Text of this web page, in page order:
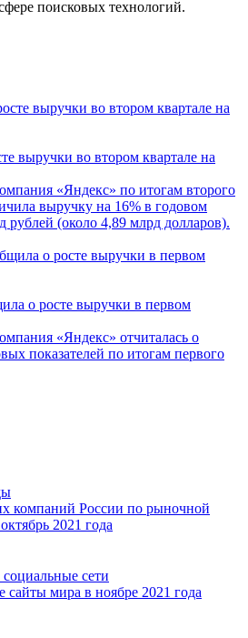
поисковых технологий.
выручки во втором квартале на
«Яндекс» по итогам второго
выручку на 16% в годовом
(около 4,89 млрд долларов).
о росте выручки в первом
«Яндекс» отчиталась о
показателей по итогам первого
компаний России по рыночной
2021 года
сети
мира в ноябре 2021 года